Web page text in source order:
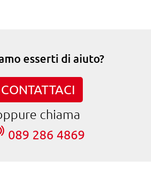
esserti di aiuto?
CONTATTACI
chiama
089 286 4869